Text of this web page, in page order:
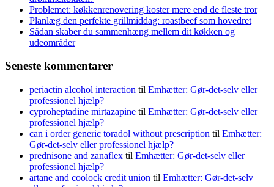
Problemet: køkkenrenovering koster mere end de fleste tror
Planlæg den perfekte grillmiddag: roastbeef som hovedret
Sådan skaber du sammenhæng mellem dit køkken og
udeområder
Seneste kommentarer
periactin alcohol interaction til Emhætter: Gør-det-selv eller
professionel hjælp?
cyproheptadine mirtazapine til Emhætter: Gør-det-selv eller
professionel hjælp?
can i order generic toradol without prescription til Emhætter:
Gør-det-selv eller professionel hjælp?
prednisone and zanaflex til Emhætter: Gør-det-selv eller
professionel hjælp?
artane and coolock credit union til Emhætter: Gør-det-selv